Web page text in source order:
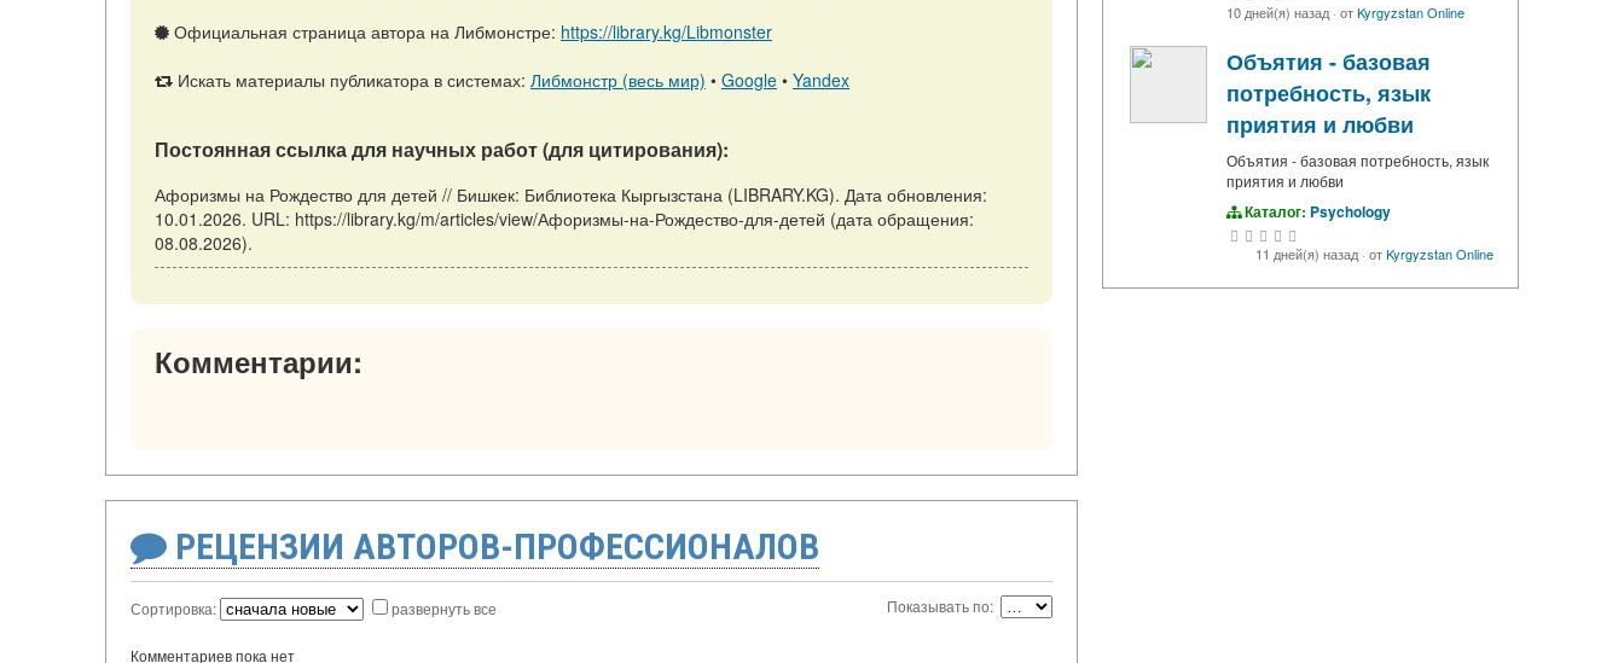
Официальная страница автора на Либмонстре: https://library.kg/Libmonster
Искать материалы публикатора в системах: Либмонстр (весь мир) • Google • Yandex
Постоянная ссылка для научных работ (для цитирования):
Афоризмы на Рождество для детей // Бишкек: Библиотека Кыргызстана (LIBRARY.KG). Дата обновления:
10.01.2026. URL: https://library.kg/m/articles/view/Афоризмы-на-Рождество-для-детей (дата обращения:
08.08.2026).
Комментарии:
РЕЦЕНЗИИ АВТОРОВ-ПРОФЕССИОНАЛОВ
Сортировка: развернуть все Показывать по:
Комментариев пока нет
10 дней(я) назад · отKyrgyzstan Online
Объятия - базовая
потребность, язык
приятия и любви
Объятия - базовая потребность, язык
приятия и любви
Каталог: Psychology
11 дней(я) назад · отKyrgyzstan Online